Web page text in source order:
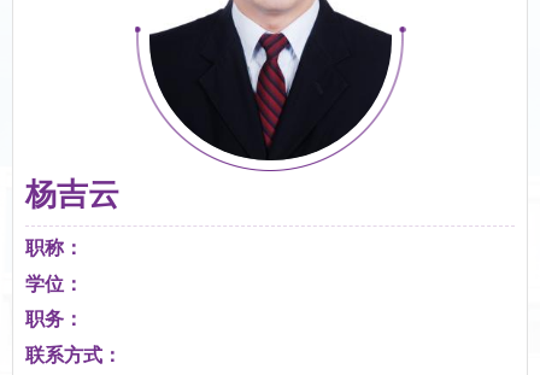
杨吉云
职称：
学位：
职务：
联系方式：